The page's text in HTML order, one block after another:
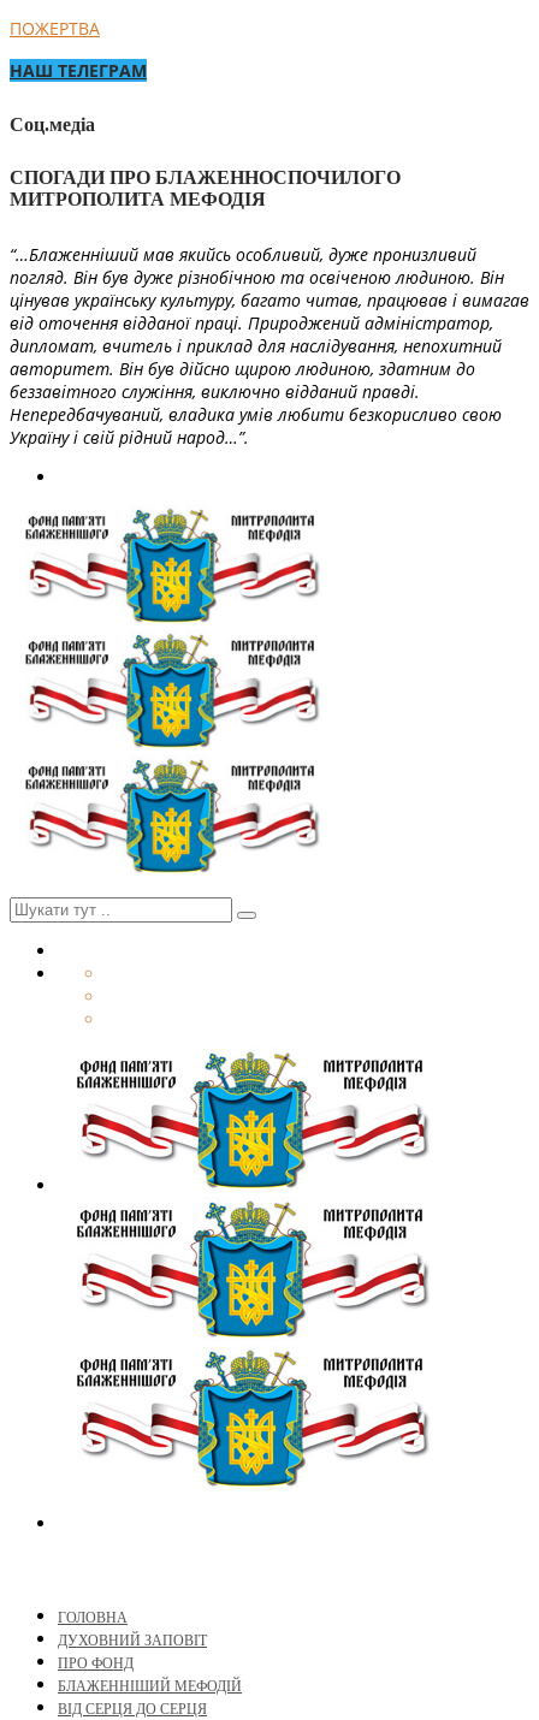
ПОЖЕРТВА
НАШ ТЕЛЕГРАМ
Соц.медіа
СПОГАДИ ПРО БЛАЖЕННОСПОЧИЛОГО
МИТРОПОЛИТА МЕФОДІЯ
“…Блаженніший мав якийсь особливий, дуже пронизливий
погляд. Він був дуже різнобічною та освіченою людиною. Він
цінував українську культуру, багато читав, працював і вимагав
від оточення відданої праці. Природжений адміністратор,
дипломат, вчитель і приклад для наслідування, непохитний
авторитет. Він був дійсно щирою людиною, здатним до
беззавітного служіння, виключно відданий правді.
Непередбачуваний, владика умів любити безкорисливо свою
Україну і свій рідний народ…”.
ГОЛОВНА
ДУХОВНИЙ ЗАПОВІТ
ПРО ФОНД
БЛАЖЕННІШИЙ МЕФОДІЙ
ВІД СЕРЦЯ ДО СЕРЦЯ